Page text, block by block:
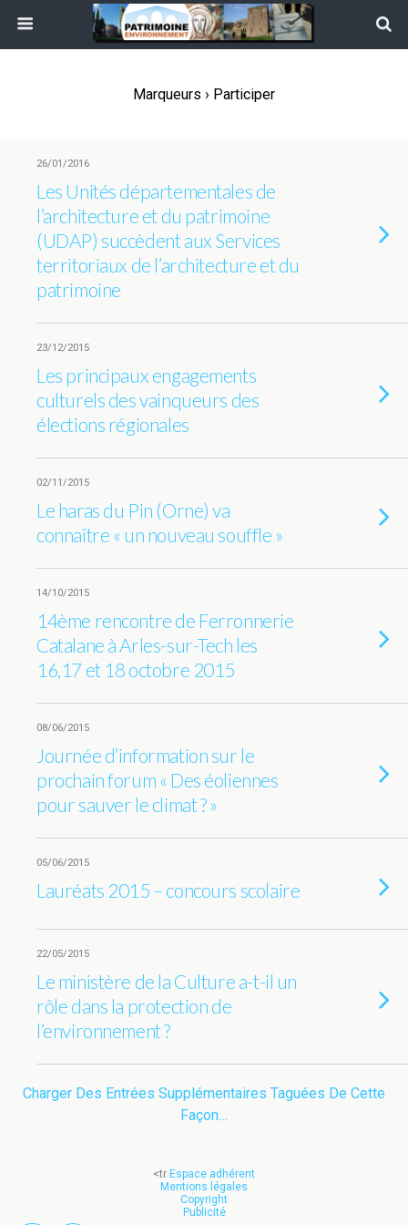
Marqueurs › Participer
26/01/2016
Les Unités départementales de
l’architecture et du patrimoine
(UDAP) succèdent aux Services
territoriaux de l’architecture et du
patrimoine
23/12/2015
Les principaux engagements
culturels des vainqueurs des
élections régionales
02/11/2015
Le haras du Pin (Orne) va
connaître « un nouveau souffle »
14/10/2015
14ème rencontre de Ferronnerie
Catalane à Arles-sur-Tech les
16,17 et 18 octobre 2015
08/06/2015
Journée d’information sur le
prochain forum « Des éoliennes
pour sauver le climat ? »
05/06/2015
Lauréats 2015 – concours scolaire
22/05/2015
Le ministère de la Culture a-t-il un
rôle dans la protection de
l’environnement ?
Charger Des Entrées Supplémentaires Taguées De Cette
Façon…
<tr Espace adhérent
Mentions légales
Copyright
Publicité